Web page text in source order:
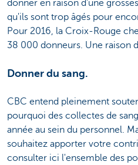
donner en raison d'une
qu'ils sont trop âgés pour
Pour 2016, la Croix-Rouge
38 000 donneurs. Une raison
Donner du sang.
CBC entend pleinement
pourquoi des collectes de
année au sein du personnel.
souhaitez apporter votre
consulter ici l'ensemble des